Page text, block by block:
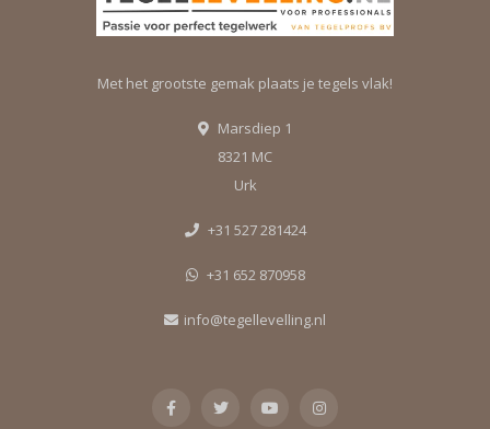
Met het grootste gemak plaats je tegels vlak!
Marsdiep 1
8321 MC
Urk
+31 527 281424
+31 652 870958
info@tegellevelling.nl